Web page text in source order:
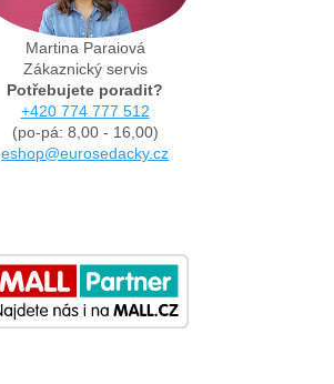
Martina Paraiová
Zákaznický servis
Potřebujete poradit?
+420 774 777 512
(po-pá: 8,00 - 16,00)
eshop@eurosedacky.cz